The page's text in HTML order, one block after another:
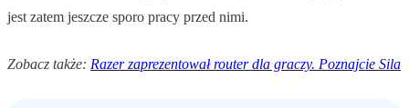
jest zatem jeszcze sporo pracy przed nimi.
Zobacz także: Razer zaprezentował router dla graczy. Poznajcie Sila